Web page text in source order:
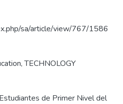
sa/article/view/767/1586
,TECHNOLOGY
de Primer Nivel del